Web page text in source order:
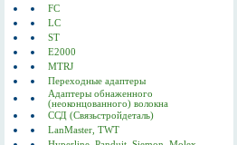
FC
LC
ST
E2000
MTRJ
Переходные адаптеры
Адаптеры обнаженного
(неоконцованного) волокна
ССД (Связьстройдеталь)
LanMaster, TWT